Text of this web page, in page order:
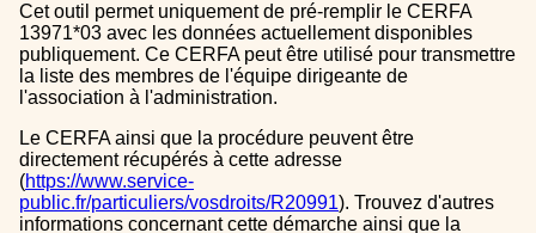
Cet outil permet uniquement de pré-remplir le CERFA
13971*03 avec les données actuellement disponibles
publiquement. Ce CERFA peut être utilisé pour transmettre
la liste des membres de l'équipe dirigeante de
l'association à l'administration.
Le CERFA ainsi que la procédure peuvent être
directement récupérés à cette adresse
(https://www.service-
public.fr/particuliers/vosdroits/R20991). Trouvez d'autres
informations concernant cette démarche ainsi que la